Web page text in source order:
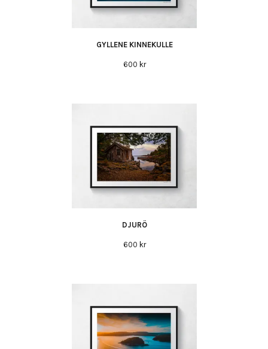
GYLLENE KINNEKULLE
600 kr
DJURÖ
600 kr